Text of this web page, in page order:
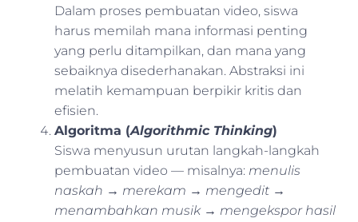
Dalam proses pembuatan video, siswa
harus memilah mana informasi penting
yang perlu ditampilkan, dan mana yang
sebaiknya disederhanakan. Abstraksi ini
melatih kemampuan berpikir kritis dan
efisien.
Algoritma (Algorithmic Thinking)
Siswa menyusun urutan langkah-langkah
pembuatan video — misalnya: menulis
naskah → merekam → mengedit →
menambahkan musik → mengekspor hasil